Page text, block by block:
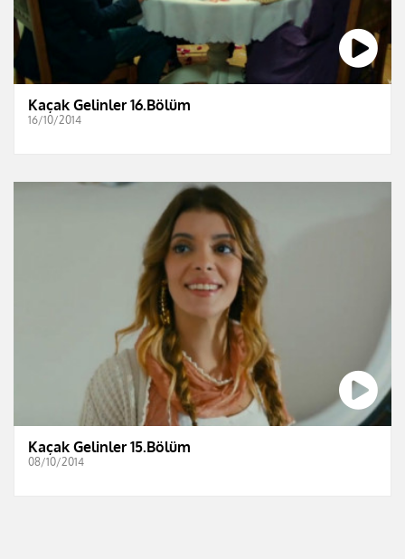
Kaçak Gelinler 16.Bölüm
16/10/2014
Kaçak Gelinler 15.Bölüm
08/10/2014